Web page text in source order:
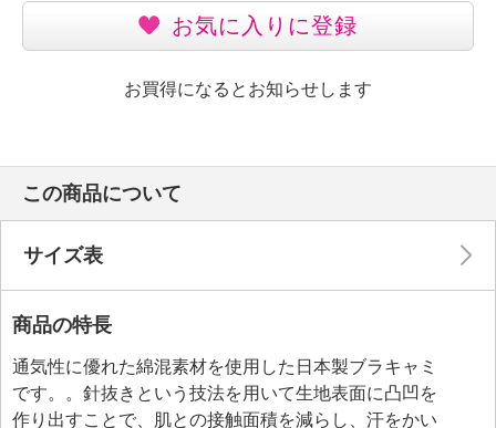
お気に入りに登録
お買得になるとお知らせします
この商品について
サイズ表
商品の特長
通気性に優れた綿混素材を使用した日本製ブラキャミ
です。。針抜きという技法を用いて生地表面に凸凹を
作り出すことで、肌との接触面積を減らし、汗をかい